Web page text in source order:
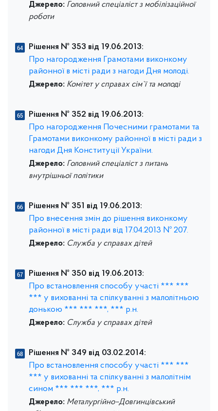
Джерело: Головний спеціаліст з мобілізаційної
роботи
Рішення № 353 від 19.06.2013:
Про нагородження Грамотами виконкому
районної в місті ради з нагоди Дня молоді.
Джерело: Комітет у справах сім`ї та молоді
Рішення № 352 від 19.06.2013:
Про нагородження Почесними грамотами та
Грамотами виконкому районної в місті ради з
нагоди Дня Конституції України.
Джерело: Головний спеціаліст з питань
внутрішньої політики
Рішення № 351 від 19.06.2013:
Про внесення змін до рішення виконкому
районної в місті ради від 17.04.2013 № 207.
Джерело: Служба у справах дітей
Рішення № 350 від 19.06.2013:
Про встановлення способу участі *** ***
*** у вихованні та спілкуванні з малолітньою
донькою *** *** ***, *** р.н.
Джерело: Служба у справах дітей
Рішення № 349 від 03.02.2014:
Про встановлення способу участі *** ***
*** у вихованні та спілкуванні з малолітнім
сином *** *** ***, *** р.н.
Джерело: Металургійно–Довгинцівський